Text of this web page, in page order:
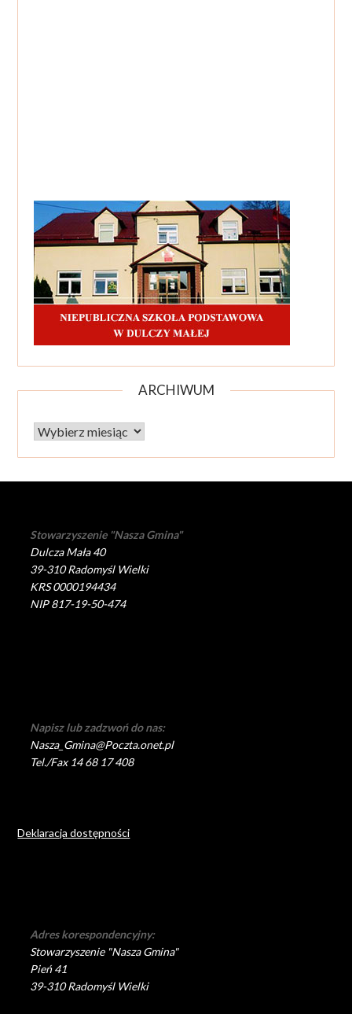
ARCHIWUM
Archiwum
Stowarzyszenie "Nasza Gmina"
Dulcza Mała 40
39-310 Radomyśl Wielki
KRS 0000194434
NIP 817-19-50-474
Napisz lub zadzwoń do nas:
Nasza_Gmina@Poczta.onet.pl
Tel./Fax 14 68 17 408
Deklaracja dostępności
Adres korespondencyjny:
Stowarzyszenie "Nasza Gmina"
Pień 41
39-310 Radomyśl Wielki